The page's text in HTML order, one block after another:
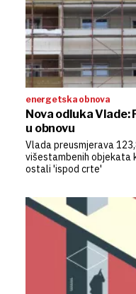
energetska obnova
Nova odluka Vlade:
u obnovu
Vlada preusmjerava
višestambenih objekata
ostali 'ispod crte'